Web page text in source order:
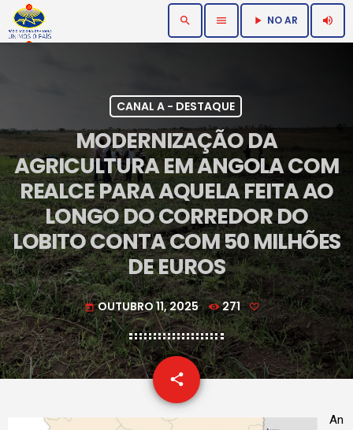
search menu play_arrow NO AR volume_up
CANAL A - DESTAQUE
MODERNIZAÇÃO DA
AGRICULTURA EM ANGOLA COM
REALCE PARA AQUELA FEITA AO
LONGO DO CORREDOR DO
LOBITO CONTA COM 50 MILHÕES
DE EUROS
today OUTUBRO 11, 2025 271
share
email
An